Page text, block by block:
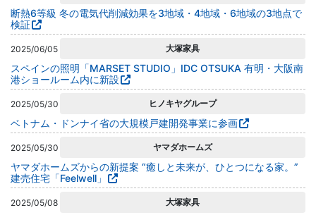
断熱6等級 冬の電気代削減効果を3地域・4地域・6地域の3地点で
検証
2025/06/05 大塚家具
スペインの照明「MARSET STUDIO」IDC OTSUKA 有明・大阪南
港ショールーム内に新設
2025/05/30 ヒノキヤグループ
ベトナム・ドンナイ省の大規模戸建開発事業に参画
2025/05/30 ヤマダホームズ
ヤマダホームズからの新提案 “癒しと未来が、ひとつになる家。”
建売住宅「Feelwell」
2025/05/08 大塚家具